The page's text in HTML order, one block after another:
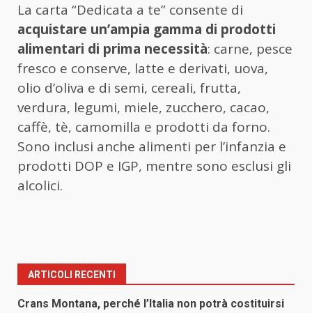
La carta “Dedicata a te” consente di
acquistare un’ampia gamma di prodotti
alimentari di prima necessità: carne, pesce
fresco e conserve, latte e derivati, uova,
olio d’oliva e di semi, cereali, frutta,
verdura, legumi, miele, zucchero, cacao,
caffè, tè, camomilla e prodotti da forno.
Sono inclusi anche alimenti per l’infanzia e
prodotti DOP e IGP, mentre sono esclusi gli
alcolici.
ARTICOLI RECENTI
Crans Montana, perché l’Italia non potrà costituirsi